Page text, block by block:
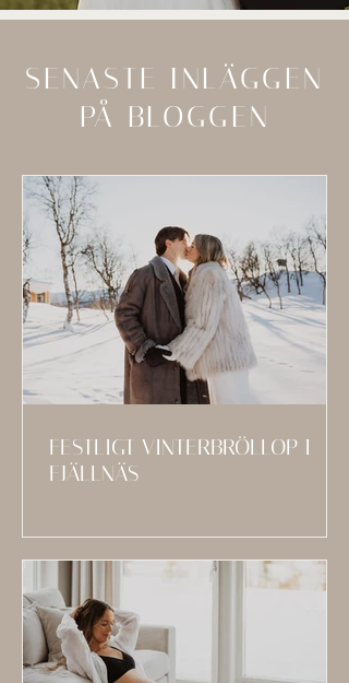
SENASTE INLÄGGEN
PÅ BLOGGEN
FESTLIGT VINTERBRÖLLOP I
FJÄLLNÄS